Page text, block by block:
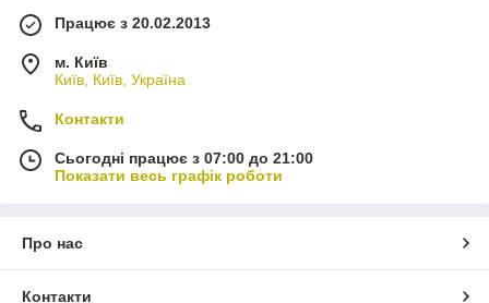
Працює з 20.02.2013
м. Київ
Київ, Київ, Україна
Контакти
Сьогодні працює з 07:00 до 21:00
Показати весь графік роботи
Про нас
Контакти